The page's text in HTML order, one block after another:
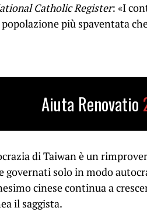
Catholic Register: «I
più spaventata
Aiuta Renovatio
di Taiwan è un
governati solo in modo
cinese continua a
il saggista.